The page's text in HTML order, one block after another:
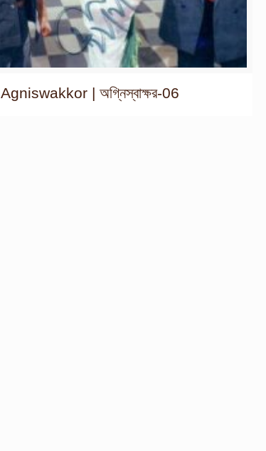
Agniswakkor | অগ্নিস্বাক্ষর-06